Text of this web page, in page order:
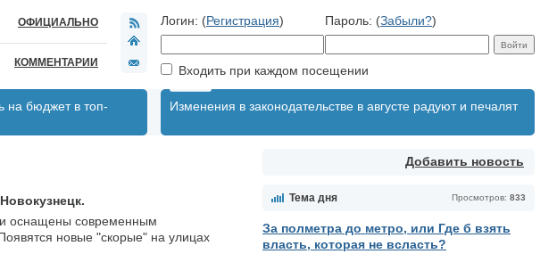
ОФИЦИАЛЬНО
КОММЕНТАРИИ
Логин: (Регистрация) Пароль: (Забыли?)
Входить при каждом посещении
на бюджет в топ-
Изменения в законодательстве в августе радуют и печалят
Добавить новость
Просмотров: 833
Тема дня
За полметра до метро, или Где б взять
власть, которая не всласть?
оснащены современным
новые "скорые" на улицах